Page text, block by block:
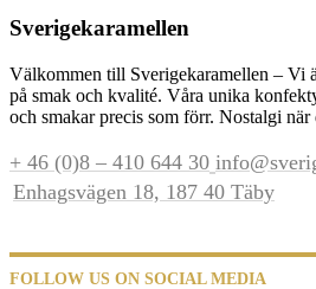
Sverigekaramellen
Välkommen till Sverigekaramellen – Vi
på smak och kvalité. Våra unika
och smakar precis som förr. Nostalgi när
+ 46 (0)8 – 410 644 30
Enhagsvägen 18, 187 40 Täby
FOLLOW US ON SOCIAL MEDIA